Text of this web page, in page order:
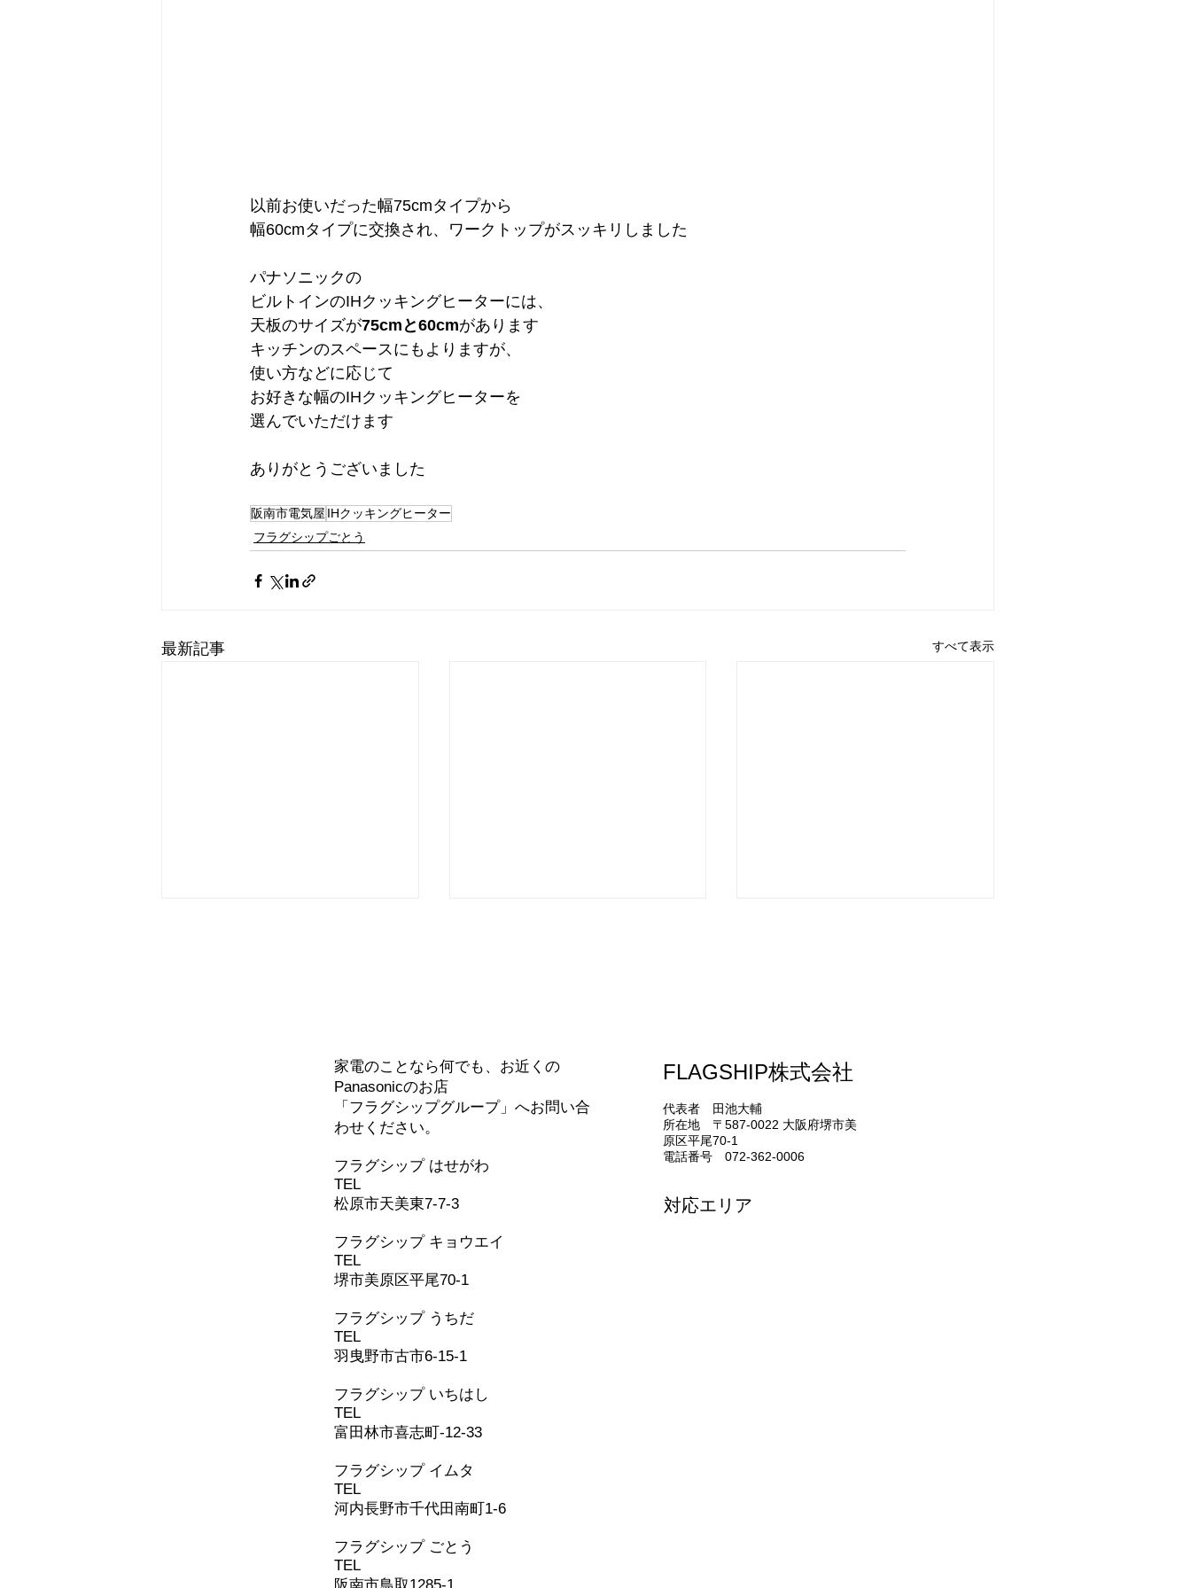
以前お使いだった幅75cmタイプから
幅60cmタイプに交換され、ワークトップがスッキリしました
パナソニックの
ビルトインのIHクッキングヒーターには、
天板のサイズが75cm と60cmがあります
キッチンのスペースにもよりますが、
使い方などに応じて
お好きな幅のIHクッキングヒーターを
選んでいただけます
ありがとうございました
阪南市電気屋 IHクッキングヒーター
フラグシップごとう
最新記事 すべて表示
ドラム式洗濯機を配達しまし
家電のことなら何でも、お近くの
Panasonicのお店
「フラグシップグループ」へお問い合
わせください。
​フラグシップ はせがわ
TEL
松原市天美東7-7-3
フラグシップ キョウエイ
TEL
堺市美原区平尾70-1
​フラグシップ うちだ
TEL
羽曳野市古市6-15-1
​フラグシップ いちはし
TEL
富田林市喜志町-12-33
​フラグシップ イムタ
TEL
河内長野市千代田南町1-6
​​フラグシップ ごとう
TEL
FLAGSHIP株式会社
代表者 田池大輔
所在地 〒587-0022 大阪府堺市美
原区平尾70-1
電話番号 072-362-0006
対応エリア